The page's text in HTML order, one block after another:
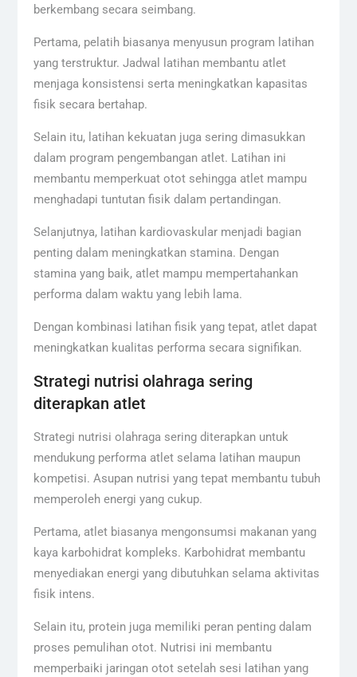
berkembang secara seimbang.
Pertama, pelatih biasanya menyusun program latihan
yang terstruktur. Jadwal latihan membantu atlet
menjaga konsistensi serta meningkatkan kapasitas
fisik secara bertahap.
Selain itu, latihan kekuatan juga sering dimasukkan
dalam program pengembangan atlet. Latihan ini
membantu memperkuat otot sehingga atlet mampu
menghadapi tuntutan fisik dalam pertandingan.
Selanjutnya, latihan kardiovaskular menjadi bagian
penting dalam meningkatkan stamina. Dengan
stamina yang baik, atlet mampu mempertahankan
performa dalam waktu yang lebih lama.
Dengan kombinasi latihan fisik yang tepat, atlet dapat
meningkatkan kualitas performa secara signifikan.
Strategi nutrisi olahraga sering
diterapkan atlet
Strategi nutrisi olahraga sering diterapkan untuk
mendukung performa atlet selama latihan maupun
kompetisi. Asupan nutrisi yang tepat membantu tubuh
memperoleh energi yang cukup.
Pertama, atlet biasanya mengonsumsi makanan yang
kaya karbohidrat kompleks. Karbohidrat membantu
menyediakan energi yang dibutuhkan selama aktivitas
fisik intens.
Selain itu, protein juga memiliki peran penting dalam
proses pemulihan otot. Nutrisi ini membantu
memperbaiki jaringan otot setelah sesi latihan yang